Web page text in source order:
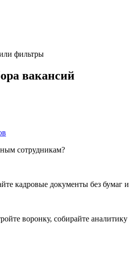
фильтры
вакансий
сотрудникам?
кадровые документы без бумаг
воронку, собирайте